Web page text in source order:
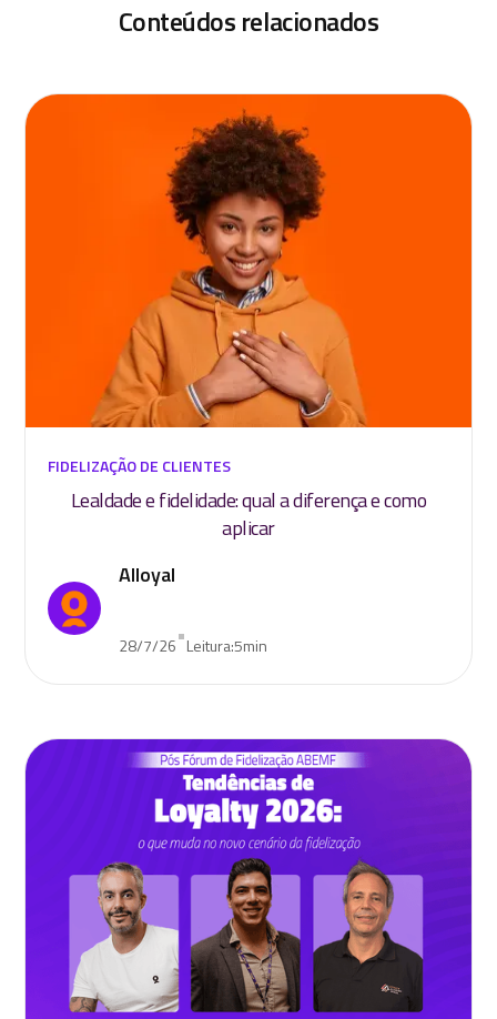
Conteúdos relacionados
FIDELIZAÇÃO DE CLIENTES
Lealdade e fidelidade: qual a diferença e como
aplicar
Alloyal
28/7/26•Leitura:5min